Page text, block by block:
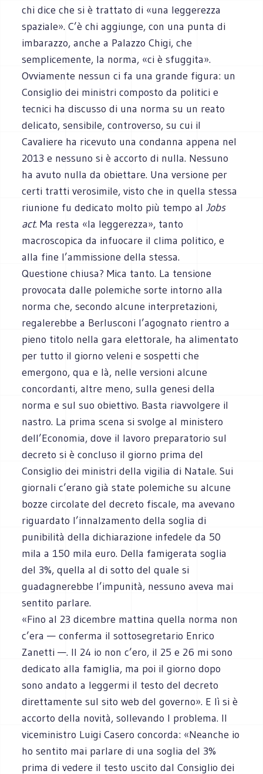
chi dice che si è trattato di «una leggerezza
spaziale». C’è chi aggiunge, con una punta di
imbarazzo, anche a Palazzo Chigi, che
semplicemente, la norma, «ci è sfuggita».
Ovviamente nessun ci fa una grande figura: un
Consiglio dei ministri composto da politici e
tecnici ha discusso di una norma su un reato
delicato, sensibile, controverso, su cui il
Cavaliere ha ricevuto una condanna appena nel
2013 e nessuno si è accorto di nulla. Nessuno
ha avuto nulla da obiettare. Una versione per
certi tratti verosimile, visto che in quella stessa
riunione fu dedicato molto più tempo alJobs
act. Ma resta «la leggerezza», tanto
macroscopica da infuocare il clima politico, e
alla fine l’ammissione della stessa.
Questione chiusa? Mica tanto. La tensione
provocata dalle polemiche sorte intorno alla
norma che, secondo alcune interpretazioni,
regalerebbe a Berlusconi l’agognato rientro a
pieno titolo nella gara elettorale, ha alimentato
per tutto il giorno veleni e sospetti che
emergono, qua e là, nelle versioni alcune
concordanti, altre meno, sulla genesi della
norma e sul suo obiettivo. Basta riavvolgere il
nastro. La prima scena si svolge al ministero
dell’Economia, dove il lavoro preparatorio sul
decreto si è concluso il giorno prima del
Consiglio dei ministri della vigilia di Natale. Sui
giornali c’erano già state polemiche su alcune
bozze circolate del decreto fiscale, ma avevano
riguardato l’innalzamento della soglia di
punibilità della dichiarazione infedele da 50
mila a 150 mila euro. Della famigerata soglia
del 3%, quella al di sotto del quale si
guadagnerebbe l’impunità, nessuno aveva mai
sentito parlare.
«Fino al 23 dicembre mattina quella norma non
c’era — conferma il sottosegretario Enrico
Zanetti —. Il 24 io non c’ero, il 25 e 26 mi sono
dedicato alla famiglia, ma poi il giorno dopo
sono andato a leggermi il testo del decreto
direttamente sul sito web del governo». E lì si è
accorto della novità, sollevando l problema. Il
viceministro Luigi Casero concorda: «Neanche io
ho sentito mai parlare di una soglia del 3%
prima di vedere il testo uscito dal Consiglio dei